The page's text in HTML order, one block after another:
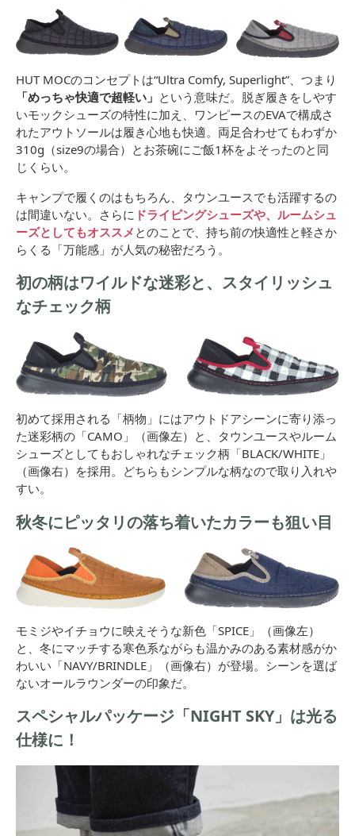
HUT MOCのコンセプトは“Ultra Comfy, Superlight”、つまり
「めっちゃ快適で超軽い」 という意味だ。脱ぎ履きをしやす
いモックシューズの特性に加え、ワンピースのEVAで構成さ
れたアウトソールは履き心地も快適。両足合わせてもわずか
310g（size9の場合）とお茶碗にご飯1杯をよそったのと同
じくらい。
キャンプで履くのはもちろん、タウンユースでも活躍するの
は間違いない。さらに ドライビングシューズや、ルームシュ
ーズとしてもオススメ とのことで、持ち前の快適性と軽さか
らくる「万能感」が人気の秘密だろう。
初の柄はワイルドな迷彩と、スタイリッシュ
なチェック柄
初めて採用される「柄物」にはアウトドアシーンに寄り添っ
た迷彩柄の「CAMO」（画像左）と、タウンユースやルーム
シューズとしてもおしゃれなチェック柄「BLACK/WHITE」
（画像右）を採用。どちらもシンプルな柄なので取り入れや
すい。
秋冬にピッタリの落ち着いたカラーも狙い目
モミジやイチョウに映えそうな新色「SPICE」（画像左）
と、冬にマッチする寒色系ながらも温かみのある素材感がか
わいい「NAVY/BRINDLE」（画像右）が登場。シーンを選ば
ないオールラウンダーの印象だ。
スペシャルパッケージ「NIGHT SKY」は光る
仕様に！